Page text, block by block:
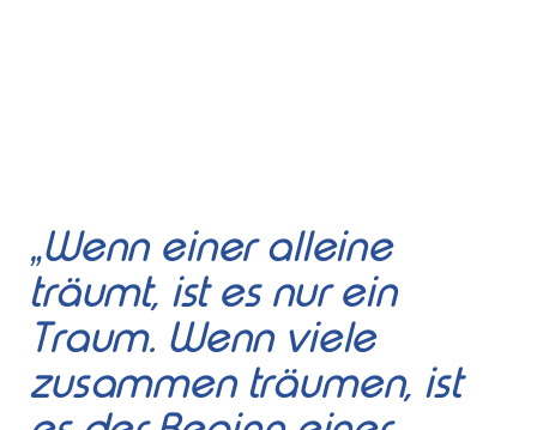
„Wenn einer alleine
träumt, ist es nur ein
Traum. Wenn viele
zusammen träumen, ist